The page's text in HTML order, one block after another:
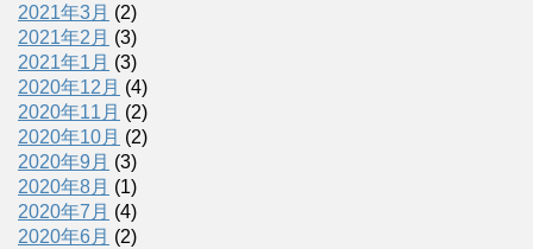
2021年3月 (2)
2021年2月 (3)
2021年1月 (3)
2020年12月 (4)
2020年11月 (2)
2020年10月 (2)
2020年9月 (3)
2020年8月 (1)
2020年7月 (4)
2020年6月 (2)